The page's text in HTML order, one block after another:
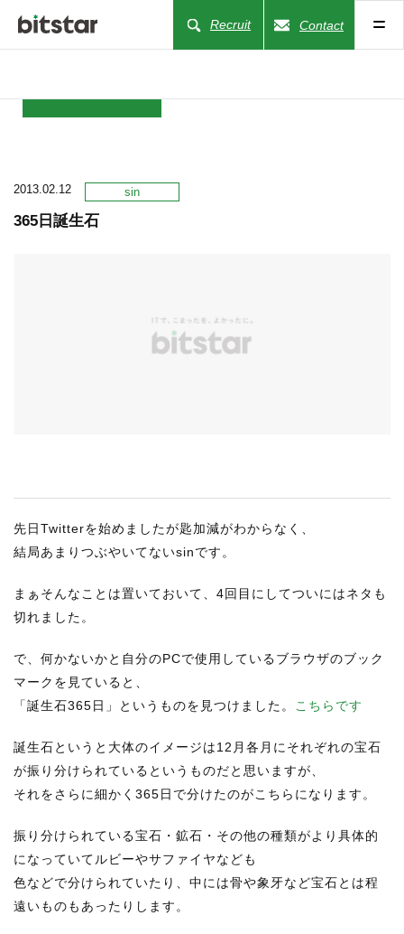
Recruit Contact
COMPANY
CONTACT US
2013.02.12 sin
365日誕生石
先日Twitterを始めましたが匙加減がわからなく、
結局あまりつぶやいてないsinです。
まぁそんなことは置いておいて、4回目にしてついにはネタも
切れました。
で、何かないかと自分のPCで使用しているブラウザのブック
マークを見ていると、
「誕生石365日」というものを見つけました。 こちらです
誕生石というと大体のイメージは12月各月にそれぞれの宝石
が振り分けられているというものだと思いますが、
それをさらに細かく365日で分けたのがこちらになります。
振り分けられている宝石・鉱石・その他の種類がより具体的
になっていてルビーやサファイヤなども
色などで分けられていたり、中には骨や象牙など宝石とは程
遠いものもあったりします。